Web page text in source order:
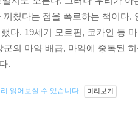
끼쳤다는 점을 폭로하는 책이다
다. 19세기 모르핀, 코카인 등
군의 마약 배급, 마약에 중독된
.
읽어보실 수 있습니다. 미리보기